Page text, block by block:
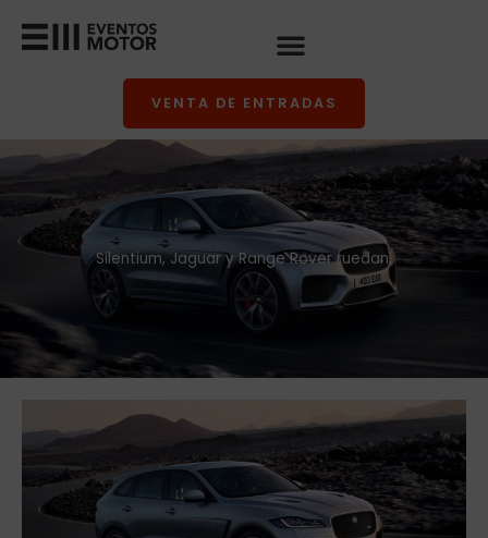
VENTA DE ENTRADAS
Silentium, Jaguar y Range Rover ruedan.